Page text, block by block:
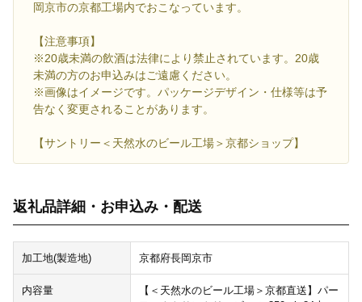
岡京市の京都工場内でおこなっています。
【注意事項】
※20歳未満の飲酒は法律により禁止されています。20歳
未満の方のお申込みはご遠慮ください。
※画像はイメージです。パッケージデザイン・仕様等は予
告なく変更されることがあります。
【サントリー＜天然水のビール工場＞京都ショップ】
返礼品詳細・お申込み・配送
加工地(製造地) 京都府長岡京市
内容量
【＜天然水のビール工場＞京都直送】パー